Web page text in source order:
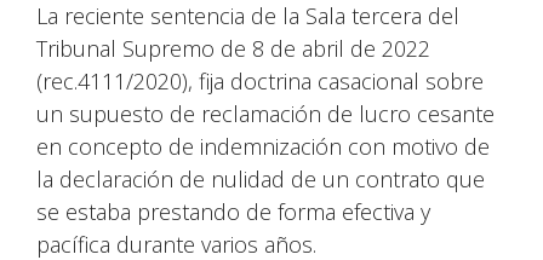
La reciente sentencia de la Sala tercera del
Tribunal Supremo de 8 de abril de 2022
(rec.4111/2020), fija doctrina casacional sobre
un supuesto de reclamación de lucro cesante
en concepto de indemnización con motivo de
la declaración de nulidad de un contrato que
se estaba prestando de forma efectiva y
pacífica durante varios años.